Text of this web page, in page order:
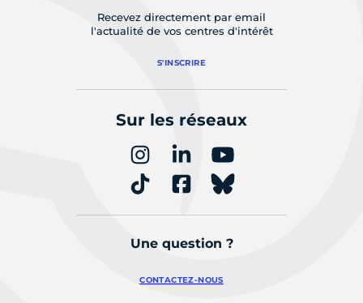
Recevez directement par email
l'actualité de vos centres d'intérêt
S'INSCRIRE
Sur les réseaux
Une question ?
CONTACTEZ-NOUS